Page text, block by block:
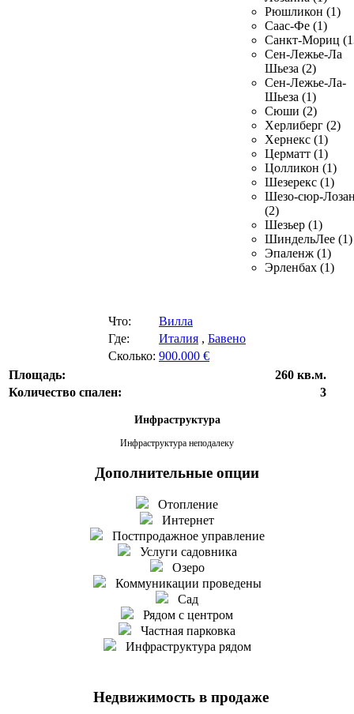
Рюшликон (1)
Саас-Фе (1)
Санкт-Мориц
Сен-Лежье-Ла
Шьеза (2)
Сен-Лежье-Ла-
Шьеза (1)
Сюши (2)
Херлиберг (2)
Хернекс (1)
Церматт (1)
Цолликон (1)
Шезерекс (1)
Шезо-сюр-
(2)
Шезьер (1)
ШиндельЛее (1)
Эпаленж (1)
Эрленбах (1)
Что:
Вилла
Где:
Италия , Бавено
Сколько: 900.000 €
Площадь:
260 кв.м.
Количество спален:
3
Инфраструктура
Инфраструктура неподалеку
Дополнительные опции
Отопление
Интернет
Постпродажное управление
Услуги садовника
Озеро
Коммуникации проведены
Сад
Рядом с центром
Частная парковка
Инфраструктура рядом
Недвижимость в продаже